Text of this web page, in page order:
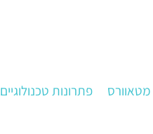
מטאוורס פתרונות טכנולוגיים